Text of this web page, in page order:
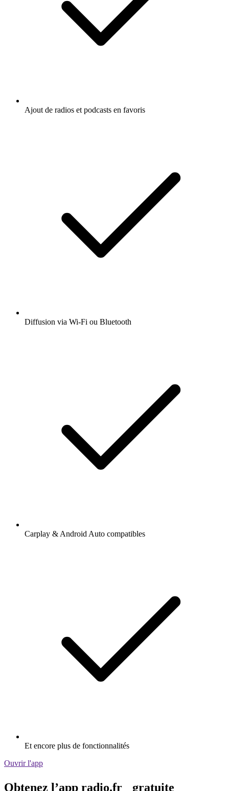
Ajout de radios et podcasts en favoris
Diffusion via Wi-Fi ou Bluetooth
Carplay & Android Auto compatibles
Et encore plus de fonctionnalités
Ouvrir l'app
Obtenez l’app radio.fr gratuite